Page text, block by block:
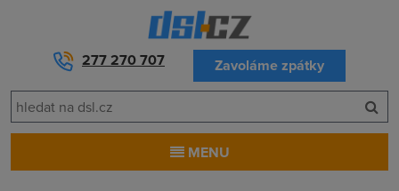
277 270 707 Zavoláme zpátky
MENU